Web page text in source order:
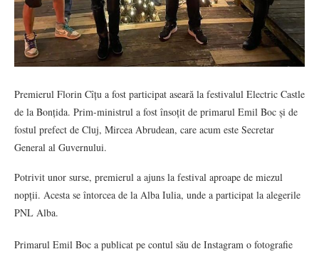
Premierul Florin Cîțu a fost participat aseară la festivalul Electric Castle
de la Bonțida. Prim-ministrul a fost însoțit de primarul Emil Boc și de
fostul prefect de Cluj, Mircea Abrudean, care acum este Secretar
General al Guvernului.
Potrivit unor surse, premierul a ajuns la festival aproape de miezul
nopții. Acesta se întorcea de la Alba Iulia, unde a participat la alegerile
PNL Alba.
Primarul Emil Boc a publicat pe contul său de Instagram o fotografie